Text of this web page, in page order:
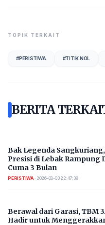
TOPIK TERKAIT
#PERISTIWA #TITIK NOL
BERITA
Bak Legenda
Presisi di Lebak Rampung
Cuma 3 Bulan
PERISTIWA• 2026-08-03 22:47:39
Berawal dari Garasi, TBM
Hadir untuk